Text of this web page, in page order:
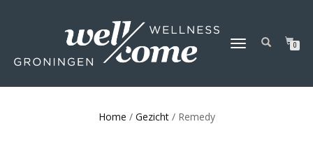
SCHAKEL
0
Home / Gezicht/ Remedy